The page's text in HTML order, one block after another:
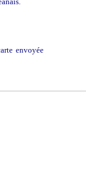
envoyée